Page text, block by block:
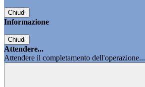
Chiudi
Informazione
Chiudi
Attendere...
Attendere il completamento dell'operazione...